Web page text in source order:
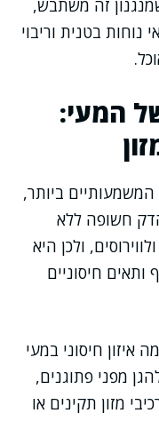
זה משתבש,
נוחות בטנית וריבוי
המעי:
ביותר,
חשופה ללא
ולכן היא
חיסוניים
איזון חיסוני במעי
מפני פתוגנים,
מזון תקינים או